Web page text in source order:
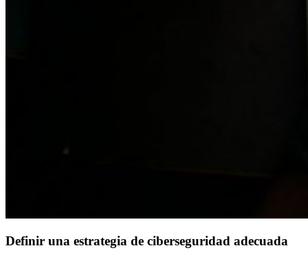
Definir una estrategia de ciberseguridad adecuada